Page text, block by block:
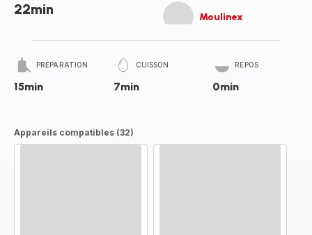
22min Moulinex
PRÉPARATION
15min
CUISSON
7min
REPOS
0min
Appareils compatibles (32)